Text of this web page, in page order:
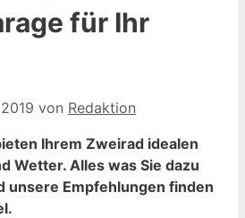
für Ihr
von Redaktion
Ihrem Zweirad idealen
Wetter. Alles was Sie dazu
unsere Empfehlungen finden